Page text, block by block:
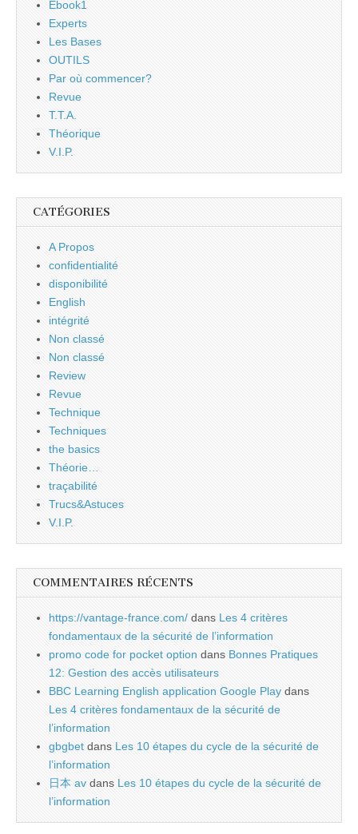
Ebook1
Experts
Les Bases
OUTILS
Par où commencer?
Revue
T.T.A.
Théorique
V.I.P.
CATÉGORIES
A Propos
confidentialité
disponibilité
English
intégrité
Non classé
Non classé
Review
Revue
Technique
Techniques
the basics
Théorie…
traçabilité
Trucs&Astuces
V.I.P.
COMMENTAIRES RÉCENTS
https://vantage-france.com/ dans Les 4 critères
fondamentaux de la sécurité de l’information
promo code for pocket option dans Bonnes Pratiques
12: Gestion des accès utilisateurs
BBC Learning English application Google Play dans
Les 4 critères fondamentaux de la sécurité de
l’information
gbgbet dans Les 10 étapes du cycle de la sécurité de
l’information
日本 av dans Les 10 étapes du cycle de la sécurité de
l’information